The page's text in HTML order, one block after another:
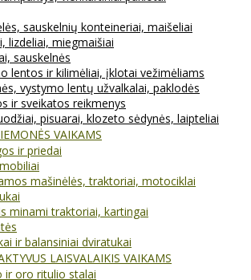
sauskelnių konteineriai, maišeliai
lizdeliai, miegmaišiai
sauskelnės
lentos ir kilimėliai, įklotai vežimėliams
vystymo lentų užvalkalai, paklodės
ir sveikatos reikmenys
pisuarai, klozeto sėdynės, laipteliai
VAIKAMS
ir priedai
mašinėlės, traktoriai, motociklai
minami traktoriai, kartingai
ir balansiniai dviratukai
LAISVALAIKIS VAIKAMS
ir oro ritulio stalai